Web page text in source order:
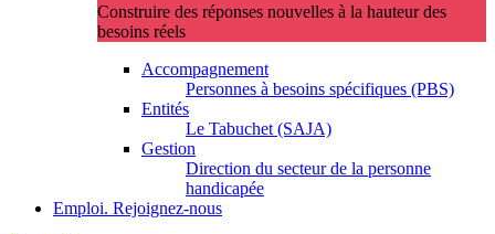
Construire des réponses nouvelles à la hauteur des
besoins réels
Accompagnement
Personnes à besoins spécifiques (PBS)
Entités
Le Tabuchet (SAJA)
Gestion
Direction du secteur de la personne
handicapée
Emploi. Rejoignez-nous